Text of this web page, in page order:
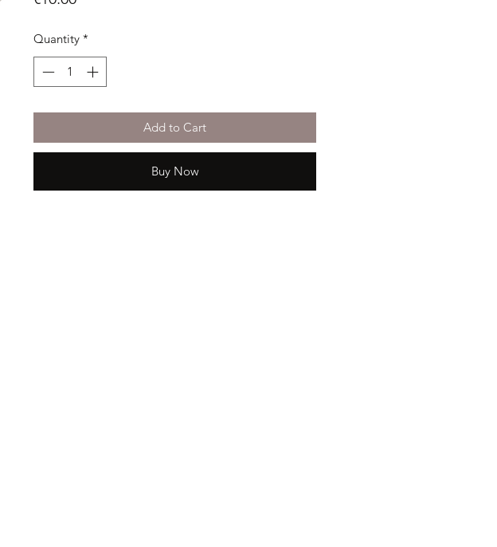
Quantity *
Add to Cart
Buy Now